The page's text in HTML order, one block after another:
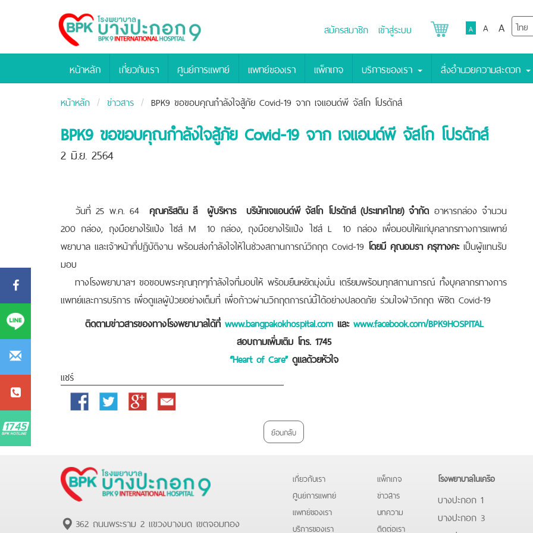
Bangpakok
Hospital
สมัครสมาชิก เข้าสู่ระบบ A A A
หน้าหลัก เกี่ยวกับเรา ศูนย์การแพทย์ แพทย์ของเรา แพ็กเกจ บริการของเรา สิ่งอำนวยความสะดวก
หน้าหลัก ข่าวสาร BPK9 ขอขอบคุณกำลังใจสู้ภัย Covid-19 จาก เจแอนด์พี จัสโก โปรดักส์
BPK9 ขอขอบคุณกำลังใจสู้ภัย Covid-19 จาก เจแอนด์พี จัสโก โปรดักส์
2 มิ.ย. 2564
วันที่ 25 พ.ค. 64 คุณคริสติน ลี ผู้บริหาร บริษัทเจแอนด์พี จัสโก โปรดักส์ (ประเทศไทย) จำกัด อาหารกล่อง จำนวน
200 กล่อง, ถุงมือยางไร้แป้ง ไซส์ M 10 กล่อง, ถุงมือยางไร้แป้ง ไซส์ L 10 กล่อง เพื่อมอบให้แก่บุคลากรทางการแพทย์
พยาบาล และเจ้าหน้าที่ปฏิบัติงาน พร้อมส่งกำลังใจให้ในช่วงสถานการณ์วิกฤต Covid-19 โดยมี คุณอมรา ครุฑางคะเป็นผู้แทนรับ
มอบ
ทางโรงพยาบาลฯ ขอขอบพระคุณทุกๆกำลังใจที่มอบให้ พร้อมยืนหยัดมุ่งมั่น เตรียมพร้อมทุกสถานการณ์ ทั้งบุคลากรทางการ
แพทย์และการบริการ เพื่อดูแลผู้ป่วยอย่างเต็มที่ เพื่อก้าวผ่านวิกฤตการณ์นี้ได้อย่างปลอดภัย ร่วมใจฝ่าวิกฤต พิชิต Covid-19
ติดตามข่าวสารของทางโรงพยาบาลได้ที่ www.bangpakokhospital.comและ www.facebook.com/BPK9HOSPITAL
สอบถามเพิ่มเติม โทร. 1745
“Heart of Care”ดูแลด้วยหัวใจ
แชร์
Facebook Twitter
Google
Email
ย้อนกลับ
362 ถนนพระราม 2 แขวงบางมด เขตจอมทอง
เกี่ยวกับเรา
ศูนย์การแพทย์
แพทย์ของเรา
บริการของเรา
แพ็กเกจ
ข่าวสาร
บทความ
ติดต่อเรา
โรงพยาบาลในเครือ
บางปะกอก 1
บางปะกอก 3